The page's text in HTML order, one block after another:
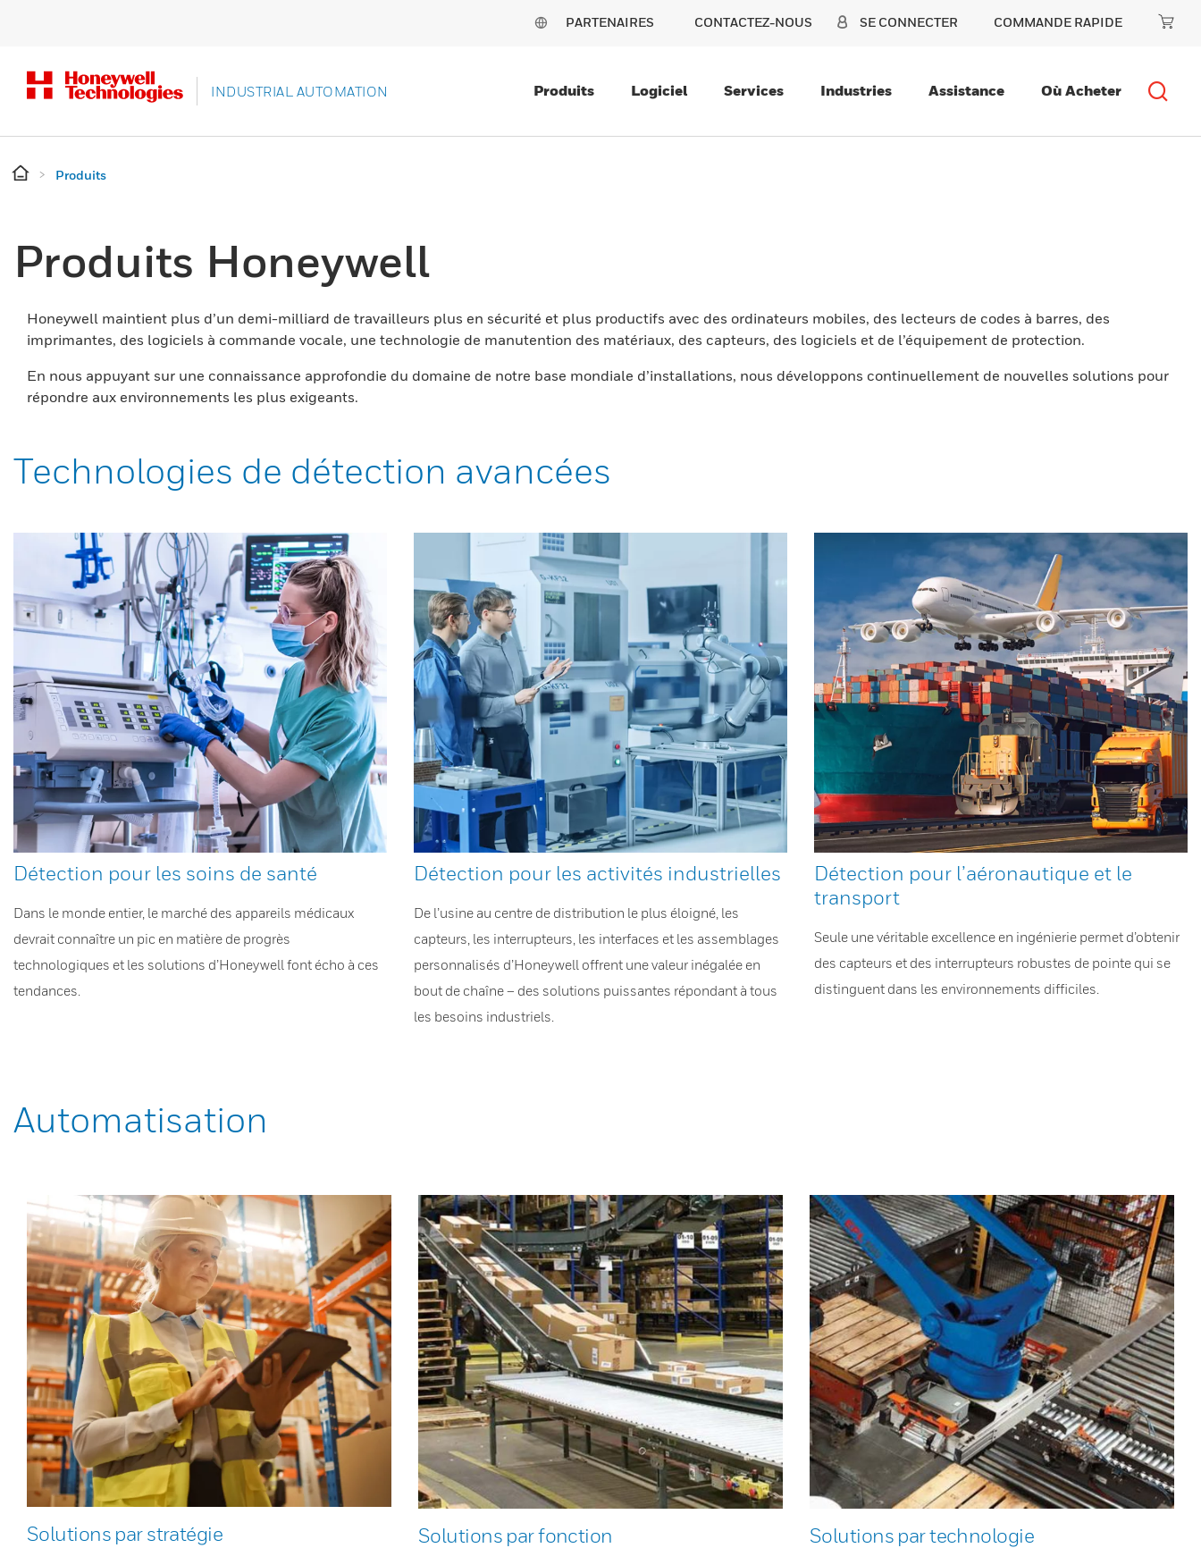
PARTENAIRES CONTACTEZ-NOUS SE CONNECTER COMMANDE RAPIDE
INDUSTRIAL AUTOMATION Produits Logiciel Services Industries Assistance Où Acheter
Produits
Produits Honeywell
Honeywell maintient plus d’un demi-milliard de travailleurs plus en sécurité et plus productifs avec des ordinateurs mobiles, des lecteurs de codes à barres, des
imprimantes, des logiciels à commande vocale, une technologie de manutention des matériaux, des capteurs, des logiciels et de l’équipement de protection.
En nous appuyant sur une connaissance approfondie du domaine de notre base mondiale d’installations, nous développons continuellement de nouvelles solutions pour
répondre aux environnements les plus exigeants.
Technologies de détection avancées
Détection pour les soins de santé
Dans le monde entier, le marché des appareils médicaux
devrait connaître un pic en matière de progrès
technologiques et les solutions d’Honeywell font écho à ces
tendances.
Détection pour les activités industrielles
De l’usine au centre de distribution le plus éloigné, les
capteurs, les interrupteurs, les interfaces et les assemblages
personnalisés d’Honeywell offrent une valeur inégalée en
bout de chaîne – des solutions puissantes répondant à tous
les besoins industriels.
Détection pour l’aéronautique et le
transport
Seule une véritable excellence en ingénierie permet d’obtenir
des capteurs et des interrupteurs robustes de pointe qui se
distinguent dans les environnements difficiles.
Automatisation
Solutions par stratégie Solutions par fonction Solutions par technologie